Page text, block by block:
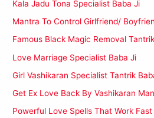
Kala Jadu Tona Specialist Baba Ji
Mantra To Control Girlfriend/
Famous Black Magic Removal
Love Marriage Specialist Baba Ji
Girl Vashikaran Specialist Tantrik
Get Ex Love Back By Vashikaran
Powerful Love Spells That Work Fast